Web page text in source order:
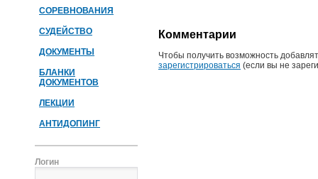
СОРЕВНОВАНИЯ
СУДЕЙСТВО
ДОКУМЕНТЫ
БЛАНКИ
ДОКУМЕНТОВ
ЛЕКЦИИ
АНТИДОПИНГ
Логин
Комментарии
Чтобы получить возможность
зарегистрироваться (если вы не